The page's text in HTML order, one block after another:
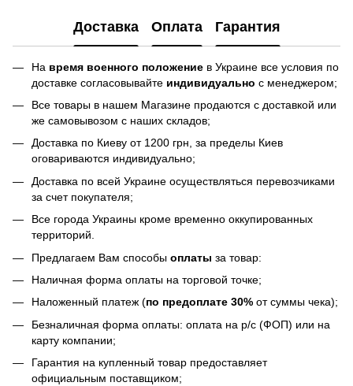
Доставка Оплата Гарантия
На время военного положение в Украине все условия по
доставке согласовывайте индивидуально с менеджером;
Все товары в нашем Магазине продаются с доставкой или
же самовывозом с наших складов;
Доставка по Киеву от 1200 грн, за пределы Киев
оговариваются индивидуально;
Доставка по всей Украине осуществляться перевозчиками
за счет покупателя;
Все города Украины кроме временно оккупированных
территорий.
Предлагаем Вам способы оплаты за товар:
Наличная форма оплаты на торговой точке;
Наложенный платеж (по предоплате 30% от суммы чека);
Безналичная форма оплаты: оплата на р/с (ФОП) или на
карту компании;
Гарантия на купленный товар предоставляет
официальным поставщиком;